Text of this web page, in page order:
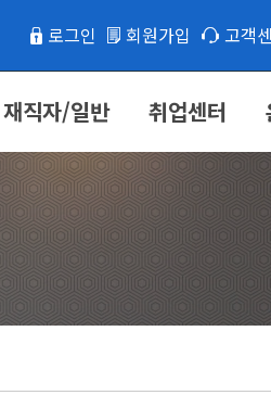
로그인 회원가입 고객
재직자/일반 취업센터